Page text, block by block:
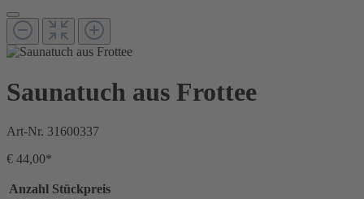
Saunatuch aus Frottee
Art-Nr. 31600337
€ 44,00*
Anzahl Stückpreis